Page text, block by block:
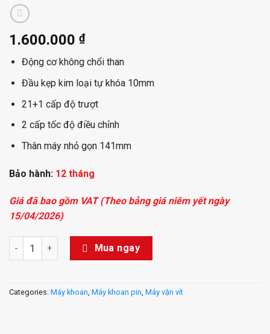
1.600.000 ₫
Động cơ không chổi than
Đầu kẹp kim loại tự khóa 10mm
21+1 cấp độ trượt
2 cấp tốc độ điều chỉnh
Thân máy nhỏ gọn 141mm
Bảo hành: 12 tháng
Giá đã bao gồm VAT (Theo bảng giá niêm yết ngày
15/04/2026)
Máy khoan vặn vít dùng pin Li-ion 12V KDJZ1250 (TYPE EK) -
Mua ngay
Categories: Máy khoan, Máy khoan pin, Máy vặn vít